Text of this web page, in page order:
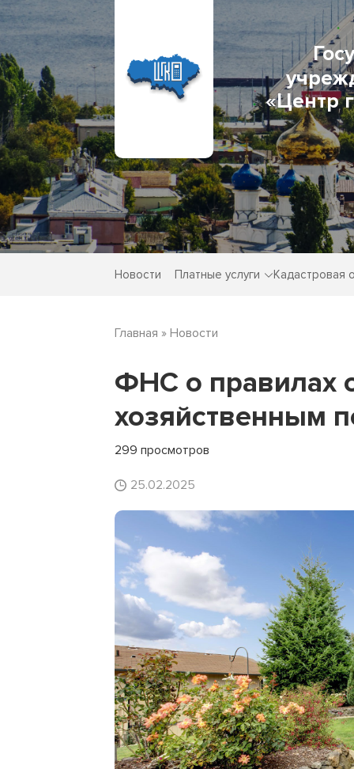
«Центр
Новости Платные услуги Кадастровая
Главная » Новости
ФНС о правилах
хозяйственным
299 просмотров
25.02.2025